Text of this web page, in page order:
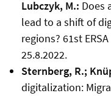
Lubczyk, M.: Does
lead to a shiftof
regions? 61st ERSA
25.8.2022.
Sternberg, R.;
digitalization: